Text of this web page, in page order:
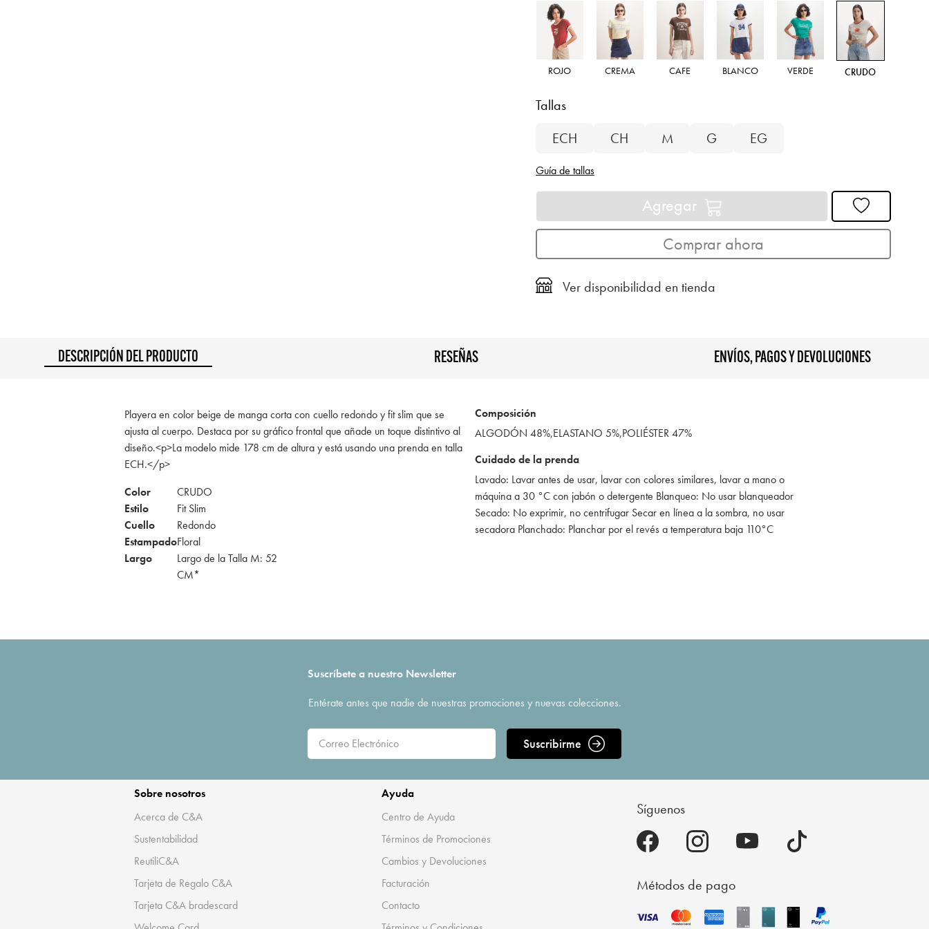
ROJO CREMA CAFE BLANCO VERDE CRUDO
Tallas
ECH
CH M G EG
Guía de tallas
Agregar
Comprar ahora
Ver disponibilidad en tienda
DESCRIPCIÓN DEL PRODUCTO RESEÑAS ENVÍOS, PAGOS Y DEVOLUCIONES
Playera en color beige de manga corta con cuello redondo y fit slim que se
ajusta al cuerpo. Destaca por su gráfico frontal que añade un toque distintivo al
diseño.<p>La modelo mide 178 cm de altura y está usando una prenda en talla
ECH.</p>
Color
CRUDO
Estilo
Fit Slim
Cuello
Redondo
EstampadoFloral
Largo
Largo de la Talla M: 52
CM*
Composición
ALGODÓN 48%,ELASTANO 5%,POLIÉSTER 47%
Cuidado de la prenda
Lavado: Lavar antes de usar, lavar con colores similares, lavar a mano o
máquina a 30 °C con jabón o detergente Blanqueo: No usar blanqueador
Secado: No exprimir, no centrifugar Secar en línea a la sombra, no usar
secadora Planchado: Planchar por el revés a temperatura baja 110°C
Suscríbete a nuestro Newsletter
Entérate antes que nadie de nuestras promociones y nuevas colecciones.
Suscribirme
Sobre nosotros
Acerca de C&A
Sustentabilidad
ReutiliC&A
Tarjeta de Regalo C&A
Tarjeta C&A bradescard
Ayuda
Centro de Ayuda
Términos de Promociones
Cambios y Devoluciones
Facturación
Contacto
Síguenos
Métodos de pago